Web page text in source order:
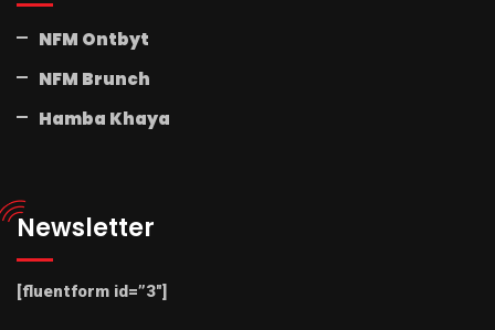
NFM Ontbyt
NFM Brunch
Hamba Khaya
Newsletter
[fluentform id=”3″]